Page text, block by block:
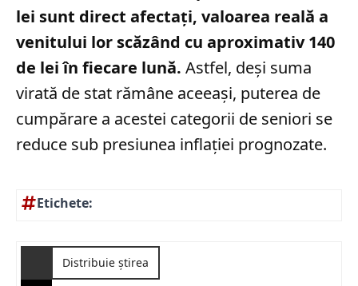
lei sunt direct afectați, valoarea reală a
venitului lor scăzând cu aproximativ 140
de lei în fiecare lună. Astfel, deși suma
virată de stat rămâne aceeași, puterea de
cumpărare a acestei categorii de seniori se
reduce sub presiunea inflației prognozate.
Etichete:
Distribuie știrea